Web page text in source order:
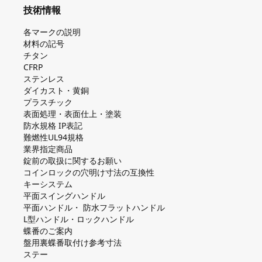
技術情報
各マークの説明
材料の記号
チタン
CFRP
ステンレス
ダイカスト・⻩銅
プラスチック
表面処理・表面仕上・塗装
防⽔規格 IP表記
難燃性UL94規格
業界指定商品
錠前の取扱に関するお願い
コインロックの⽳明け⼨法の互換性
キーシステム
平⾯スイングハンドル
平⾯ハンドル・ 防⽔フラットハンドル
L型ハンドル・ロックハンドル
蝶番のご案内
盤⽤裏蝶番取付け参考⼨法
ステー